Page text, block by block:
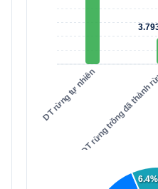
DT rừng tự nhiênDT rừng trồng đã thành rừng
6.4%